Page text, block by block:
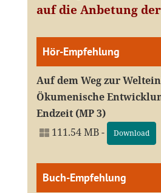
auf die Anbetung
Hör-Empfehlung
Auf dem Weg zur
Ökumenische
Endzeit (MP 3)
111.54 MB -
Download
Buch-Empfehlung